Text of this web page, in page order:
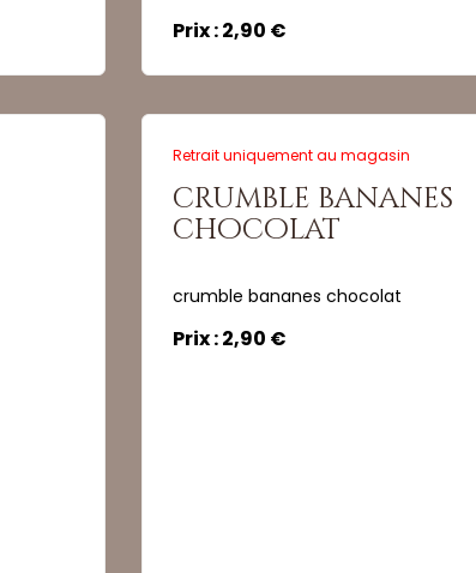
Prix : 2,90 €Commander
Retrait uniquement au magasin
crumble bananes
chocolat
crumble bananes chocolat
Prix : 2,90 €